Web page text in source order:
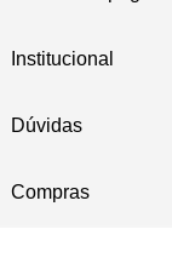
Institucional
Dúvidas
Compras